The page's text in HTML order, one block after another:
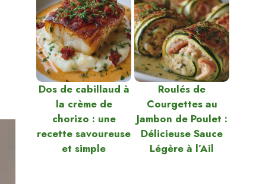
Dos de cabillaud à
la crème de
chorizo : une
recette savoureuse
et simple
Roulés de
Courgettes au
Jambon de Poulet :
Délicieuse Sauce
Légère à l’Ail